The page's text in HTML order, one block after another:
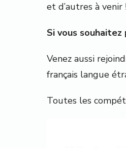
et d’autres à venir
Si vous
Venez aussi
français langue
Toutes les